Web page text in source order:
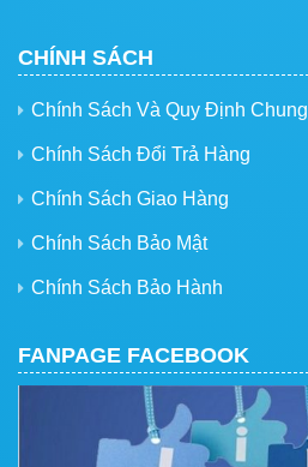
CHÍNH SÁCH
Chính Sách Và Quy Định Chung
Chính Sách Đổi Trả Hàng
Chính Sách Giao Hàng
Chính Sách Bảo Mật
Chính Sách Bảo Hành
FANPAGE FACEBOOK